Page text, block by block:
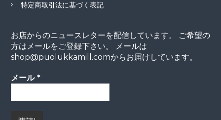
特定商取引法に基づく表記
お店からのニュースレターを配信しています。 ご希望の
方はメールをご登録下さい。 メールは
shop@puolukkamill.comからお届けしています。
メール *